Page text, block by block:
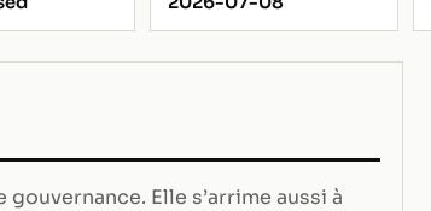
Elle s’arrime aussi à